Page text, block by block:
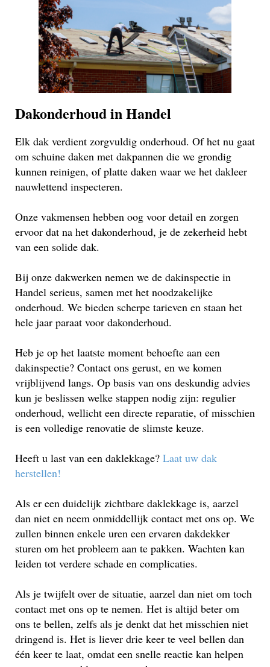
Dakonderhoud in Handel
Elk dak verdient zorgvuldig onderhoud. Of het nu gaat
om schuine daken met dakpannen die we grondig
kunnen reinigen, of platte daken waar we het dakleer
nauwlettend inspecteren.
Onze vakmensen hebben oog voor detail en zorgen
ervoor dat na het dakonderhoud, je de zekerheid hebt
van een solide dak.
Bij onze dakwerken nemen we de dakinspectie in
Handel serieus, samen met het noodzakelijke
onderhoud. We bieden scherpe tarieven en staan het
hele jaar paraat voor dakonderhoud.
Heb je op het laatste moment behoefte aan een
dakinspectie? Contact ons gerust, en we komen
vrijblijvend langs. Op basis van ons deskundig advies
kun je beslissen welke stappen nodig zijn: regulier
onderhoud, wellicht een directe reparatie, of misschien
is een volledige renovatie de slimste keuze.
Heeft u last van een daklekkage? Laat uw dak
herstellen!
Als er een duidelijk zichtbare daklekkage is, aarzel
dan niet en neem onmiddellijk contact met ons op. We
zullen binnen enkele uren een ervaren dakdekker
sturen om het probleem aan te pakken. Wachten kan
leiden tot verdere schade en complicaties.
Als je twijfelt over de situatie, aarzel dan niet om toch
contact met ons op te nemen. Het is altijd beter om
ons te bellen, zelfs als je denkt dat het misschien niet
dringend is. Het is liever drie keer te veel bellen dan
één keer te laat, omdat een snelle reactie kan helpen